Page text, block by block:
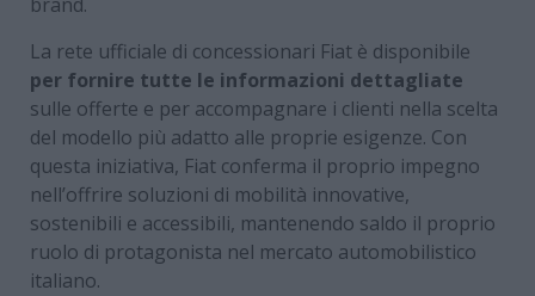
La rete ufficiale di concessionari Fiat è disponibile
per fornire tutte le informazioni dettagliate
sulle offerte e per accompagnare i clienti nella scelta
del modello più adatto alle proprie esigenze. Con
questa iniziativa, Fiat conferma il proprio impegno
nell’offrire soluzioni di mobilità innovative,
sostenibili e accessibili, mantenendo saldo il proprio
ruolo di protagonista nel mercato automobilistico
italiano.